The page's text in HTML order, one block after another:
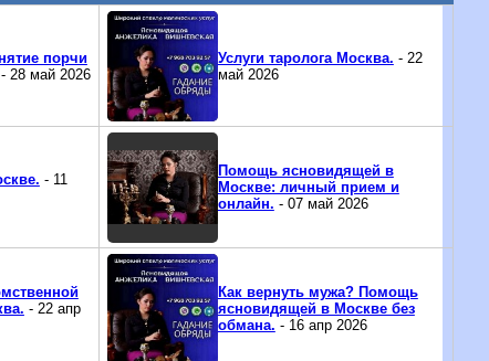
порчи
- 28 май 2026
Услуги таролога Москва. - 22
май 2026
- 11
Помощь ясновидящей в
Москве: личный прием и
онлайн. - 07 май 2026
- 22 апр
Как вернуть мужа? Помощь
ясновидящей в Москве без
обмана. - 16 апр 2026